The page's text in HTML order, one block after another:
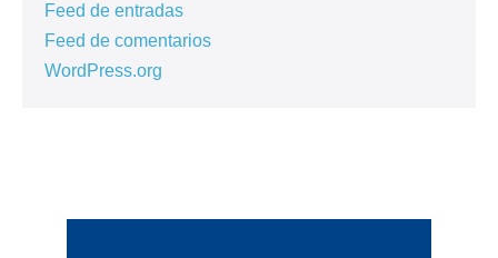
Feed de entradas
Feed de comentarios
WordPress.org